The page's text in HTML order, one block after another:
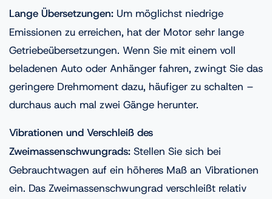
Lange Übersetzungen: Um möglichst niedrige
Emissionen zu erreichen, hat der Motor sehr lange
Getriebeübersetzungen. Wenn Sie mit einem voll
beladenen Auto oder Anhänger fahren, zwingt Sie das
geringere Drehmoment dazu, häufiger zu schalten –
durchaus auch mal zwei Gänge herunter.
Vibrationen und Verschleiß des
Zweimassenschwungrads: Stellen Sie sich bei
Gebrauchtwagen auf ein höheres Maß an Vibrationen
ein. Das Zweimassenschwungrad verschleißt relativ